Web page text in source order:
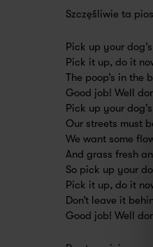
Szczęśliwie ta
Pick up your
Pick it up, do it
The poop’s in the
Good job! Well
Pick up your
Our streets must
We want some
And grass fresh
So pick up your
Pick it up, do it
Don’t leave it
Good job! Well